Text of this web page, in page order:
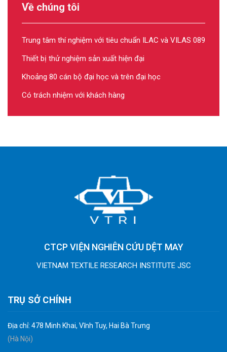
Về chúng tôi
Trung tâm thí nghiệm với tiêu chuẩn ILAC và VILAS 089
Thiết bị thử nghiệm sản xuất hiện đại
Khoảng 80 cán bộ đại học và trên đại học
Có trách nhiệm với khách hàng
CTCP VIỆN NGHIÊN CỨU DỆT MAY
VIETNAM TEXTILE RESEARCH INSTITUTE JSC
TRỤ SỞ CHÍNH
Địa chỉ: 478 Minh Khai, Vĩnh Tuy, Hai Bà Trưng
(Hà Nội)